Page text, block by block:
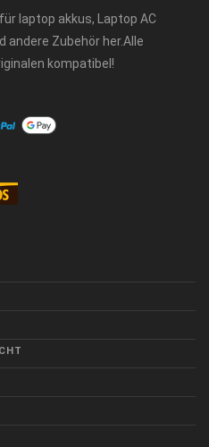
laptop akkus, Laptop AC
andere Zubehör her.Alle
kompatibel!